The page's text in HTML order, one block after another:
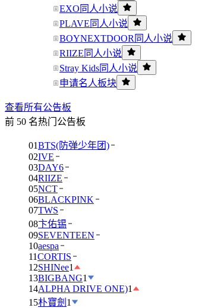
EXO同人小说
PLAVE同人小说
BOYNEXTDOOR同人小说
RIIZE同人小说
Stray Kids同人小说
申请名人板块
查看所有公告板
前 50 名热门公告板
01BTS(防弹少年团)
02IVE
03DAY6
04RIIZE
05NCT
06BLACKPINK
07TWS
08卞佑锡
09SEVENTEEN
10aespa
11CORTIS
12SHINee1
13BIGBANG1
14ALPHA DRIVE ONE)1
15朴寶劍 1